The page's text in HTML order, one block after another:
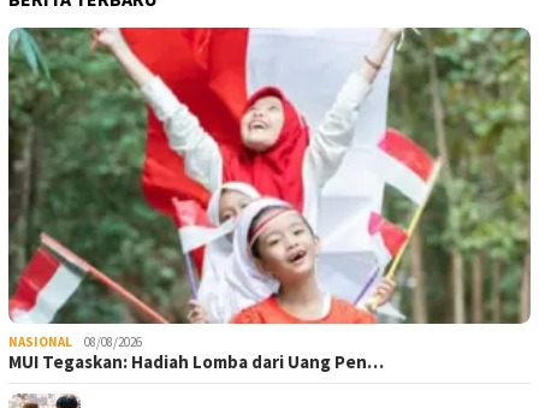
NASIONAL 08/08/2026
MUI Tegaskan: Hadiah Lomba dari Uang Pen…